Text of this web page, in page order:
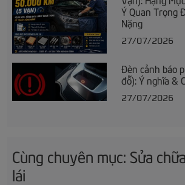
Ý Quan Trọng
Nặng
27/07/2026
Đèn cảnh báo
đỗ): Ý nghĩa &
27/07/2026
Cùng chuyên mục: Sửa
lái